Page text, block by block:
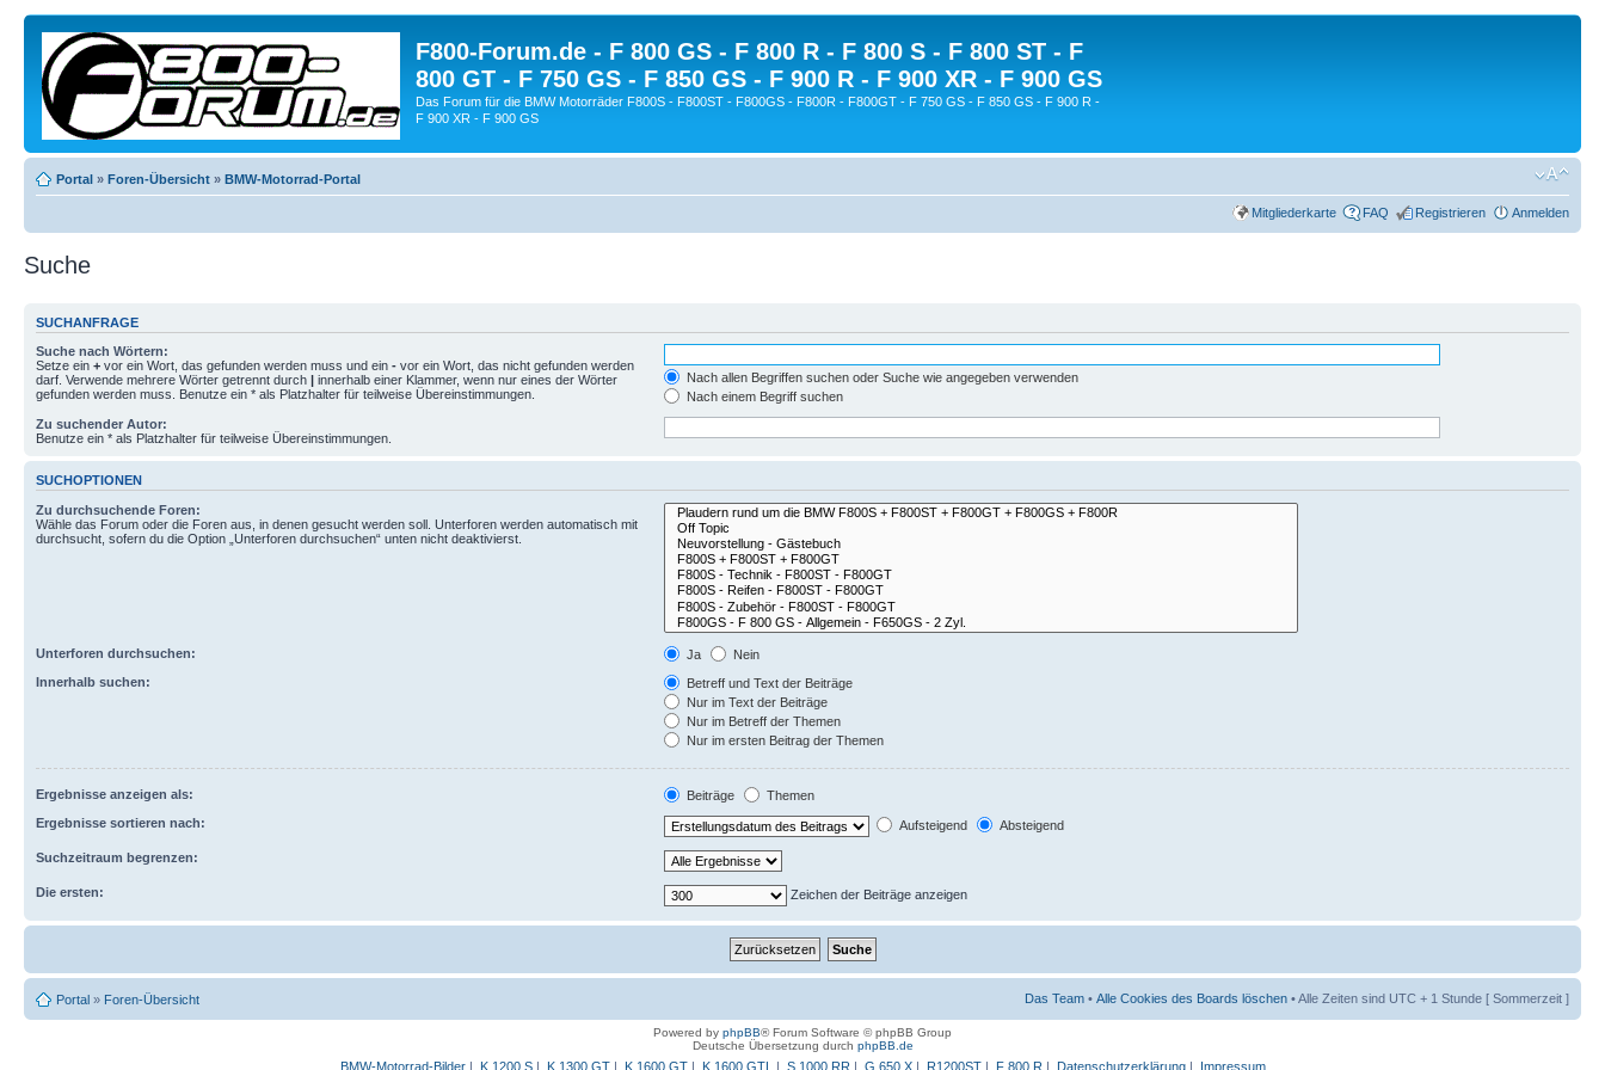
F800-Forum.de - F 800 GS - F 800 R - F 800 S - F 800 ST - F
800 GT - F 750 GS - F 850 GS - F 900 R - F 900 XR - F 900 GS
Das Forum für die BMW Motorräder F800S - F800ST - F800GS - F800R - F800GT - F 750 GS - F 850 GS - F 900 R -
F 900 XR - F 900 GS
Portal » Foren-Übersicht » BMW-Motorrad-Portal
Mitgliederkarte FAQ Registrieren Anmelden
Suche
SUCHANFRAGE
Suche nach Wörtern:
Setze ein + vor ein Wort, das gefunden werden muss und ein - vor ein Wort, das nicht gefunden werden
darf. Verwende mehrere Wörter getrennt durch | innerhalb einer Klammer, wenn nur eines der Wörter
gefunden werden muss. Benutze ein * als Platzhalter für teilweise Übereinstimmungen.
Nach allen Begriffen suchen oder Suche wie angegeben verwenden
Nach einem Begriff suchen
Zu suchender Autor:
Benutze ein * als Platzhalter für teilweise Übereinstimmungen.
SUCHOPTIONEN
Zu durchsuchende Foren:
Wähle das Forum oder die Foren aus, in denen gesucht werden soll. Unterforen werden automatisch mit
durchsucht, sofern du die Option „Unterforen durchsuchen“ unten nicht deaktivierst.
Unterforen durchsuchen: Ja
Nein
Innerhalb suchen:
Betreff und Text der Beiträge
Nur im Text der Beiträge
Nur im Betreff der Themen
Nur im ersten Beitrag der Themen
Ergebnisse anzeigen als: Beiträge
Themen
Ergebnisse sortieren nach:
Aufsteigend Absteigend
Suchzeitraum begrenzen:
Die ersten: Zeichen der Beiträge anzeigen
Portal » Foren-Übersicht Das Team • Alle Cookies des Boards löschen • Alle Zeiten sind UTC + 1 Stunde [ Sommerzeit ]
Powered by phpBB® Forum Software © phpBB Group
Deutsche Übersetzung durch phpBB.de
BMW-Motorrad-Bilder| K 1200 S| K 1300 GT| K 1600 GT| K 1600 GTL | S 1000 RR | G 650 X| R1200ST| F 800 R | Datenschutzerklärung| Impressum